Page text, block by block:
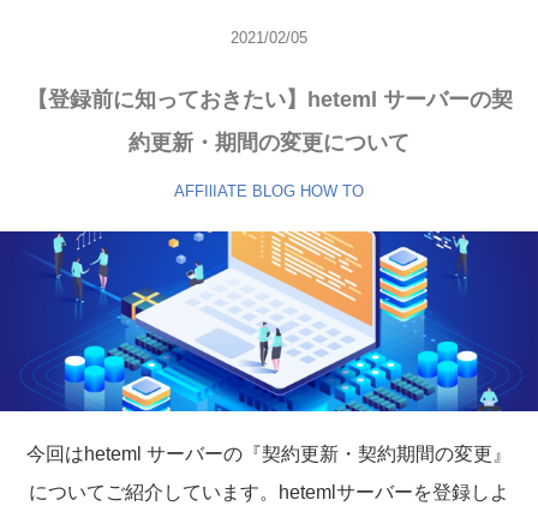
2021/02/05
【登録前に知っておきたい】heteml サーバーの契
約更新・期間の変更について
AFFIlIATE BLOG HOW TO
今回はheteml サーバーの『契約更新・契約期間の変更』
についてご紹介しています。hetemlサーバーを登録しよ